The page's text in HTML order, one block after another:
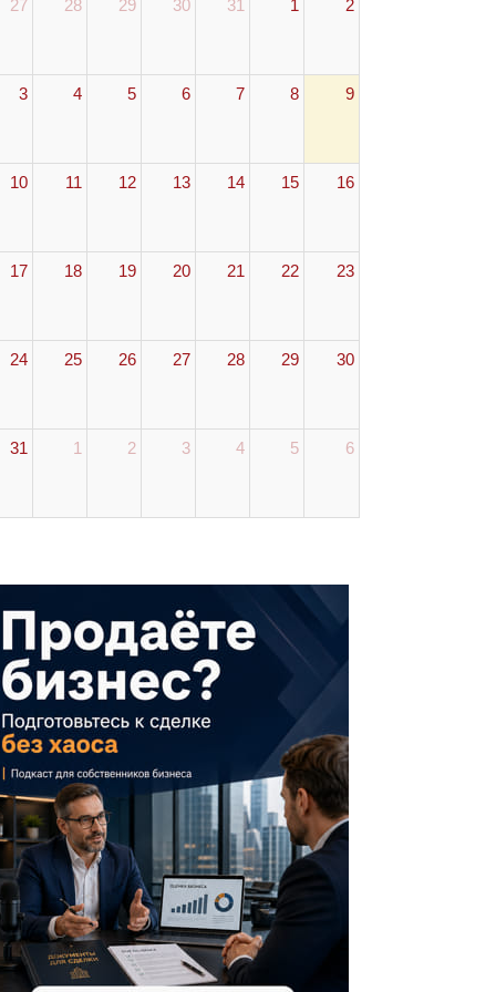
27 28 29 30 31 1 2
3 4 5 6 7 8 9
10 11 12 13 14 15 16
17 18 19 20 21 22 23
24 25 26 27 28 29 30
31 1 2 3 4 5 6